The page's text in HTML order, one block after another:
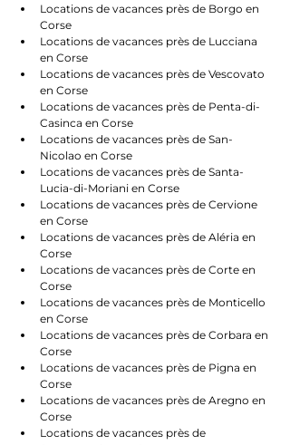
Locations de vacances près de Borgo en
Corse
Locations de vacances près de Lucciana
en Corse
Locations de vacances près de Vescovato
en Corse
Locations de vacances près de Penta-di-
Casinca en Corse
Locations de vacances près de San-
Nicolao en Corse
Locations de vacances près de Santa-
Lucia-di-Moriani en Corse
Locations de vacances près de Cervione
en Corse
Locations de vacances près de Aléria en
Corse
Locations de vacances près de Corte en
Corse
Locations de vacances près de Monticello
en Corse
Locations de vacances près de Corbara en
Corse
Locations de vacances près de Pigna en
Corse
Locations de vacances près de Aregno en
Corse
Locations de vacances près de